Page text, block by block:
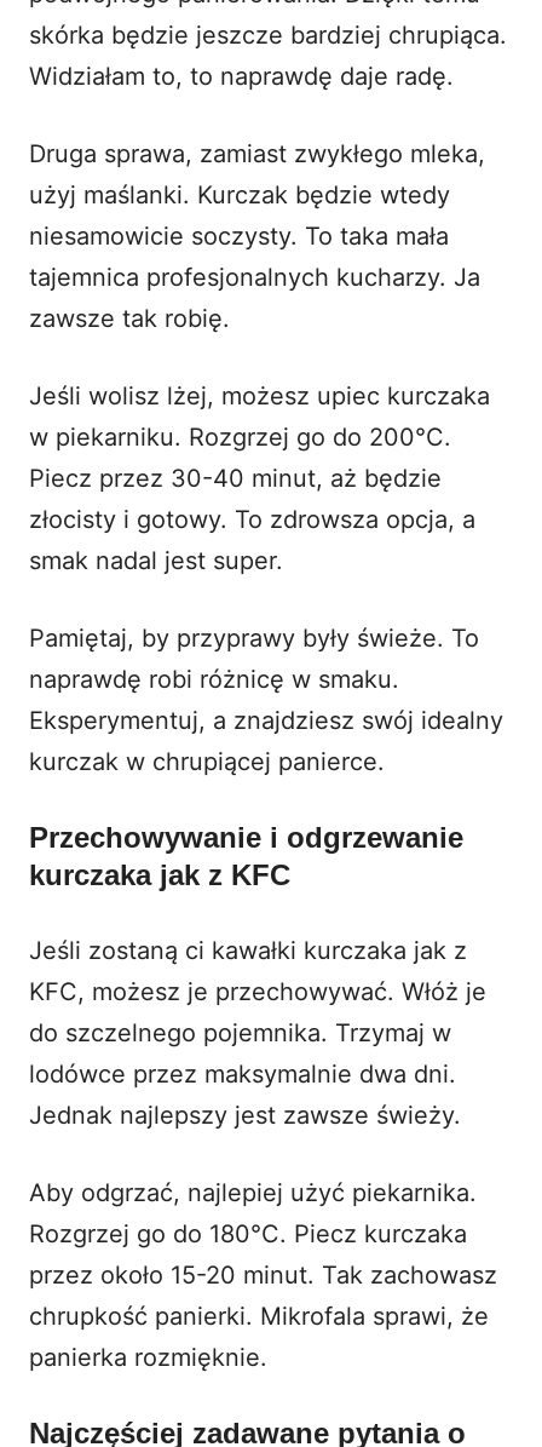
skórka będzie jeszcze bardziej chrupiąca.
Widziałam to, to naprawdę daje radę.
Druga sprawa, zamiast zwykłego mleka,
użyj maślanki. Kurczak będzie wtedy
niesamowicie soczysty. To taka mała
tajemnica profesjonalnych kucharzy. Ja
zawsze tak robię.
Jeśli wolisz lżej, możesz upiec kurczaka
w piekarniku. Rozgrzej go do 200°C.
Piecz przez 30-40 minut, aż będzie
złocisty i gotowy. To zdrowsza opcja, a
smak nadal jest super.
Pamiętaj, by przyprawy były świeże. To
naprawdę robi różnicę w smaku.
Eksperymentuj, a znajdziesz swój idealny
kurczak w chrupiącej panierce.
Przechowywanie i odgrzewanie
kurczaka jak z KFC
Jeśli zostaną ci kawałki kurczaka jak z
KFC, możesz je przechowywać. Włóż je
do szczelnego pojemnika. Trzymaj w
lodówce przez maksymalnie dwa dni.
Jednak najlepszy jest zawsze świeży.
Aby odgrzać, najlepiej użyć piekarnika.
Rozgrzej go do 180°C. Piecz kurczaka
przez około 15-20 minut. Tak zachowasz
chrupkość panierki. Mikrofala sprawi, że
panierka rozmięknie.
Najczęściej zadawane pytania o